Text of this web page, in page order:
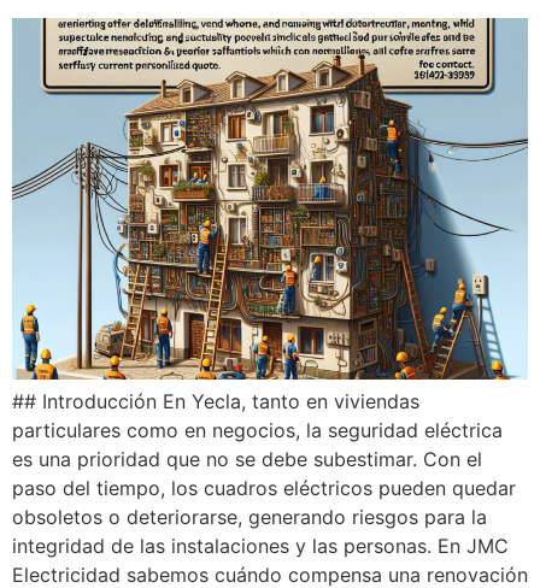
## Introducción En Yecla, tanto en viviendas
particulares como en negocios, la seguridad eléctrica
es una prioridad que no se debe subestimar. Con el
paso del tiempo, los cuadros eléctricos pueden quedar
obsoletos o deteriorarse, generando riesgos para la
integridad de las instalaciones y las personas. En JMC
Electricidad sabemos cuándo compensa una renovación